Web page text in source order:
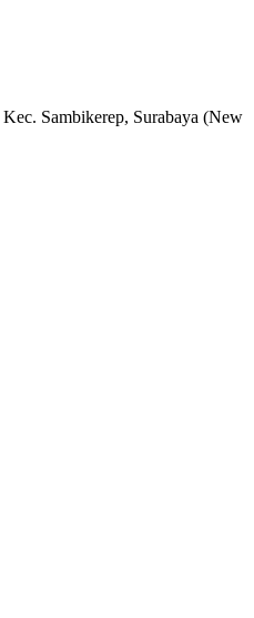
Sambikerep, Surabaya (New